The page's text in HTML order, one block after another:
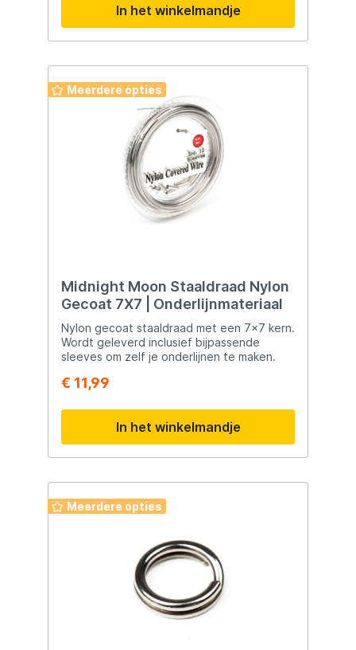
ontworpen om efficiënt en betrouwbaar te
werken, wat ze een onmisbaar hulpmiddel
maakt voor elke visser die zijn uitrusting
voor het maken van zowel staal- als nylon
onderlijnen, deze sleeves zorgen ervoor
dat je vismateriaal altijd in topvorm is.
In het winkelmandje
Meerdere opties
Midnight Moon Staaldraad Nylon
Gecoat 7X7 | Onderlijnmateriaal
Nylon gecoat staaldraad met een 7x7 kern.
Wordt geleverd inclusief bijpassende
sleeves om zelf je onderlijnen te maken.
€ 11,99
In het winkelmandje
Meerdere opties